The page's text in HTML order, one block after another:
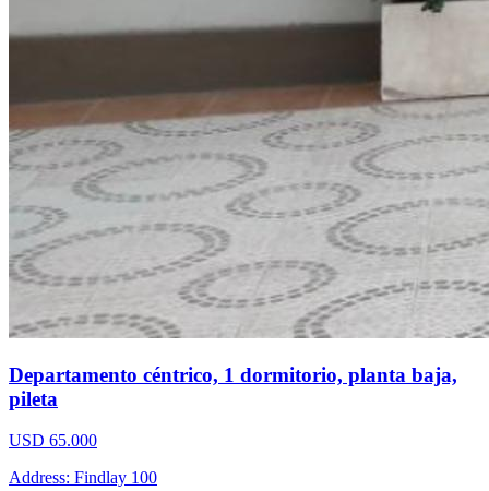
Departamento céntrico, 1 dormitorio, planta baja,
pileta
USD 65.000
Address: Findlay 100